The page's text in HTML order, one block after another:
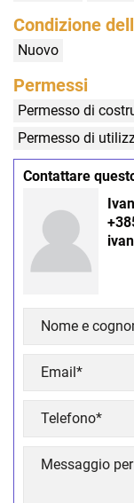
Condizione
Nuovo
Permessi
Permesso di
Permesso di
Contattare